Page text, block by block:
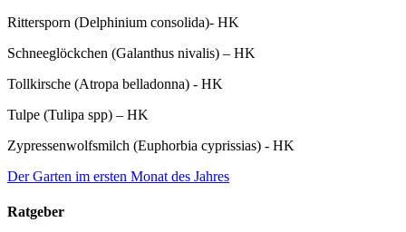
Rittersporn (Delphinium consolida)- HK
Schneeglöckchen (Galanthus nivalis) – HK
Tollkirsche (Atropa belladonna) - HK
Tulpe (Tulipa spp) – HK
Zypressenwolfsmilch (Euphorbia cyprissias) - HK
Der Garten im ersten Monat des Jahres
Ratgeber